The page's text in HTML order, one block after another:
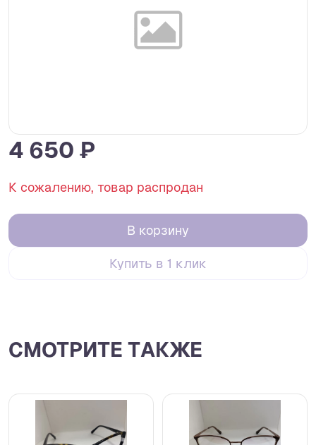
4 650 ₽
К сожалению, товар распродан
В корзину
Купить в 1 клик
СМОТРИТЕ ТАКЖЕ